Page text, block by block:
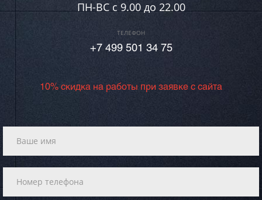
ПН-ВC c 9.00 до 22.00
ТЕЛЕФОН
+7 499 501 34 75
10% скидка на работы при заявке с сайта